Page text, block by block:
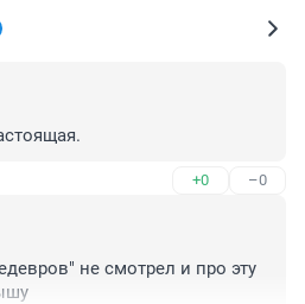
+0 –0
не смотрел и про эту